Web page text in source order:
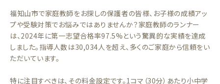
福知山市で家庭教師をお探しの保護者の皆様、お子様の成績アッ
プや受験対策でお悩みではありませんか？家庭教師のランナー
は、2024年に第一志望合格率97.5%という驚異的な実績を達成
しました。指導人数は30,034人を超え、多くのご家庭から信頼をい
ただいています。
特に注目すべきは、その料金設定です。1コマ（30分）あたり小中学